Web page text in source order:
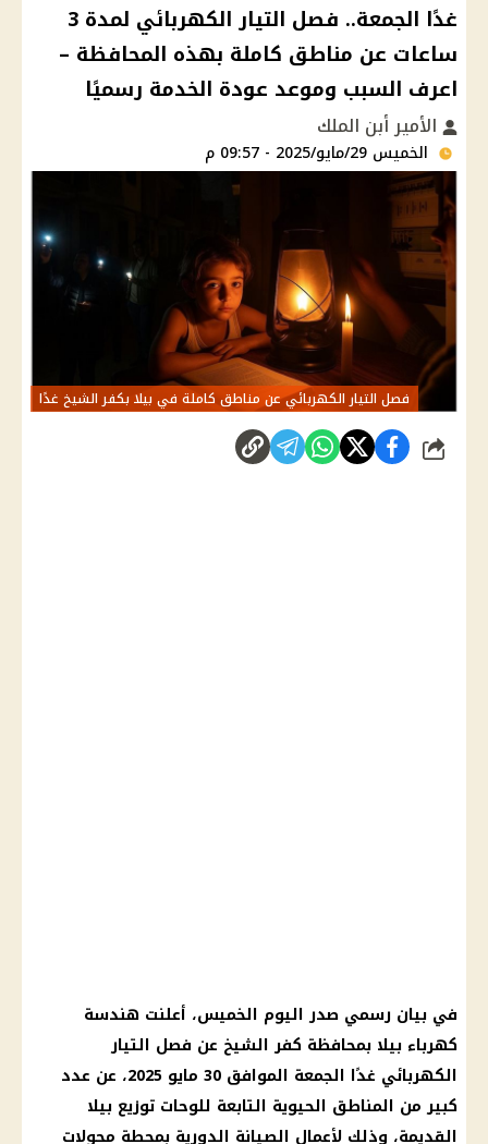
غدًا الجمعة.. فصل التيار الكهربائي لمدة 3
ساعات عن مناطق كاملة بهذه المحافظة –
اعرف السبب وموعد عودة الخدمة رسميًا
الأمير أبن الملك
الخميس 29/مايو/2025 - 09:57 م
فصل التيار الكهربائي عن مناطق كاملة في بيلا بكفر الشيخ غدًا
شارك
في بيان رسمي صدر اليوم الخميس، أعلنت هندسة
كهرباء بيلا بمحافظة كفر الشيخ عن فصل التيار
الكهربائي غدًا الجمعة الموافق 30 مايو 2025، عن عدد
كبير من المناطق الحيوية التابعة للوحات توزيع بيلا
القديمة، وذلك لأعمال الصيانة الدورية بمحطة محولات